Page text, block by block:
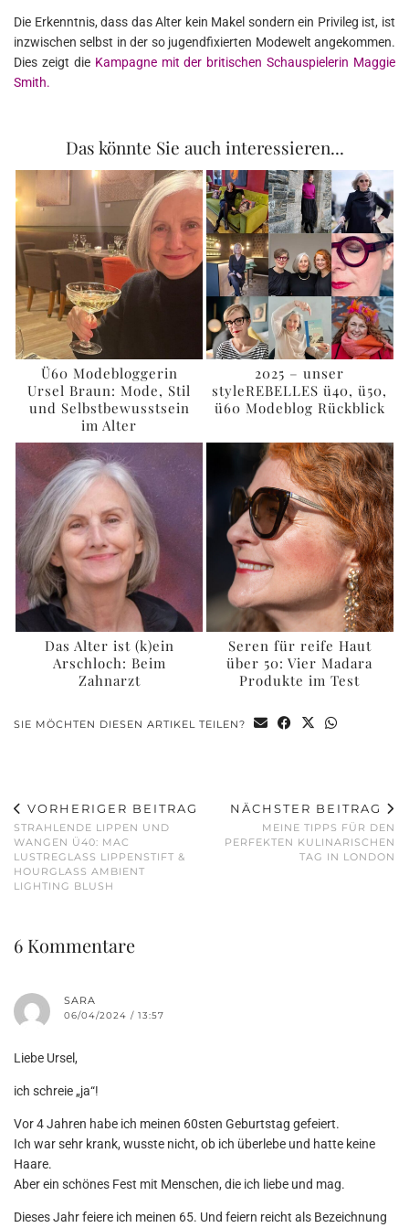
Die Erkenntnis, dass das Alter kein Makel sondern ein Privileg ist, ist
inzwischen selbst in der so jugendfixierten Modewelt angekommen.
Dies zeigt die Kampagne mit der britischen Schauspielerin Maggie
Smith.
Das könnte Sie auch interessieren...
Ü60 Modebloggerin
Ursel Braun: Mode, Stil
und Selbstbewusstsein
im Alter
2025 – unser
styleREBELLES ü40, ü50,
ü60 Modeblog Rückblick
Das Alter ist (k)ein
Arschloch: Beim
Zahnarzt
Seren für reife Haut
über 50: Vier Madara
Produkte im Test
SIE MÖCHTEN DIESEN ARTIKEL TEILEN?
VORHERIGER BEITRAG
STRAHLENDE LIPPEN UND
WANGEN Ü40: MAC
LUSTREGLASS LIPPENSTIFT &
HOURGLASS AMBIENT
LIGHTING BLUSH
NÄCHSTER BEITRAG
MEINE TIPPS FÜR DEN
PERFEKTEN KULINARISCHEN
TAG IN LONDON
6 Kommentare
SARA
06/04/2024 / 13:57
Liebe Ursel,
ich schreie „ja“!
Vor 4 Jahren habe ich meinen 60sten Geburtstag gefeiert.
Ich war sehr krank, wusste nicht, ob ich überlebe und hatte keine
Haare.
Aber ein schönes Fest mit Menschen, die ich liebe und mag.
Dieses Jahr feiere ich meinen 65. Und feiern reicht als Bezeichnung